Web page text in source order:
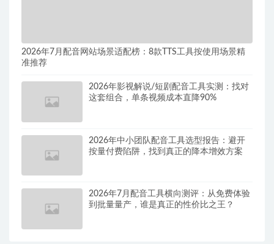
2026年7月配音网站场景适配榜：8款TTS工具按使用场景精
准推荐
2026年影视解说/短剧配音工具实测：找对
这套组合，单条视频成本直降90%
2026年中小团队配音工具选型报告：避开
按量付费陷阱，找到真正的降本增效方案
2026年7月配音工具横向测评：从免费体验
到批量量产，谁是真正的性价比之王？